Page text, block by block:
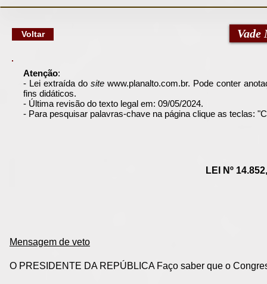
Voltar Vade
Atenção:
- Lei extraída do site www.planalto.com.br. Pode conter
fins didáticos.
- Última revisão do texto legal em: 09/05/2024.
- Para pesquisar palavras-chave na página clique as teclas:
LEI Nº
Mensagem de veto
O PRESIDENTE DA REPÚBLICA Faço saber que o